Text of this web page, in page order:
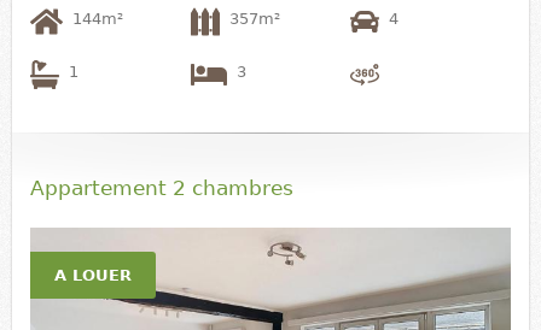
144m² 357m² 4
1 3
Appartement 2 chambres
A LOUER